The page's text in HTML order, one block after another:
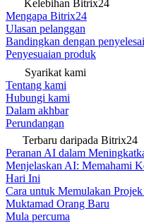
Kelebihan Bitrix24
Mengapa Bitrix24
Ulasan pelanggan
Bandingkan dengan
Penyesuaian produk
Syarikat kami
Tentang kami
Hubungi kami
Dalam akhbar
Perundangan
Terbaru daripada Bitrix24
Peranan AI dalam
Menjelaskan AI: Memahami
Hari Ini
Cara untuk Memulakan
Muktamad Orang Baru
Mula percuma